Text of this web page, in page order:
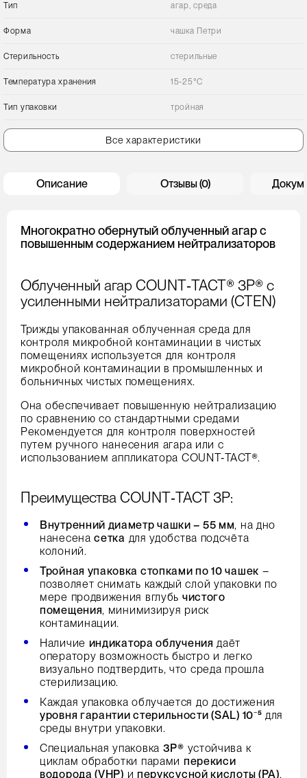
Тип агар, среда
Форма чашка Петри
Стерильность стерильные
Температура хранения 15-25°C
Тип упаковки тройная
Все характеристики
Описание Отзывы (0)
Многократно обернутый облученный агар с
повышенным содержанием нейтрализаторов
Облученный агар COUNT‑TACT® 3P® с
усиленными нейтрализаторами (CTEN)
Трижды упакованная облученная среда для
контроля микробной контаминации в чистых
помещениях используется для контроля
микробной контаминации в промышленных и
больничных чистых помещениях.
Она обеспечивает повышенную нейтрализацию
по сравнению со стандартными средами
Рекомендуется для контроля поверхностей
путем ручного нанесения агара или с
использованием аппликатора COUNT‑TACT®.
Преимущества COUNT‑TACT 3P:
Внутренний диаметр чашки – 55 мм, на дно
нанесенасетка для удобства подсчёта
колоний.
Тройная упаковка стопками по 10 чашек –
позволяет снимать каждый слой упаковки по
мере продвижения вглубь чистого
помещения, минимизируя риск
контаминации.
Наличие индикатора облучения даёт
оператору возможность быстро и легко
визуально подтвердить, что среда прошла
стерилизацию.
Каждая упаковка облучается до достижения
уровня гарантии стерильности (SAL) 10⁻⁵ для
среды внутри упаковки.
Специальная упаковка 3P® устойчива к
циклам обработки парами перекиси
водорода (VHP) и перуксусной кислоты (PA).